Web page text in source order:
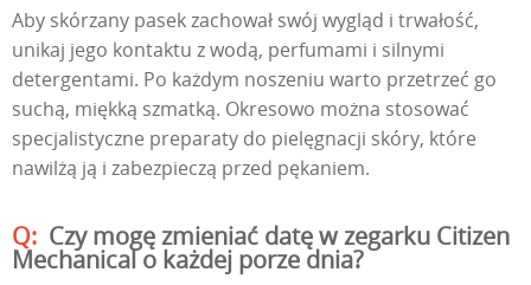
Aby skórzany pasek zachował swój wygląd i trwałość,
unikaj jego kontaktu z wodą, perfumami i silnymi
detergentami. Po każdym noszeniu warto przetrzeć go
suchą, miękką szmatką. Okresowo można stosować
specjalistyczne preparaty do pielęgnacji skóry, które
nawilżą ją i zabezpieczą przed pękaniem.
Czy mogę zmieniać datę w zegarku Citizen
Mechanical o każdej porze dnia?